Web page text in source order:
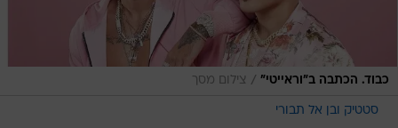
כבוד. הכתבה ב"וראייטי" / צילום מסך
סטטיק ובן אל תבורי